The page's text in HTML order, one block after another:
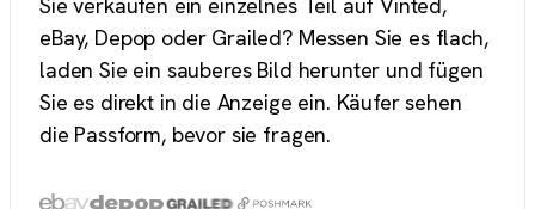
eBay, Depop oder Grailed? Messen Sie es flach,
laden Sie ein sauberes Bild herunter und fügen
Sie es direkt in die Anzeige ein. Käufer sehen
die Passform, bevor sie fragen.